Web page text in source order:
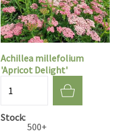
Achillea millefolium
'Apricot Delight'
Stock
500+